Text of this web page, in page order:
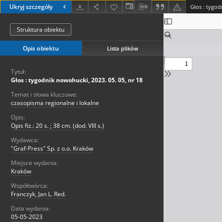
Ukryj szczegóły Głos :
Struktura obiektu
Opis obiektu Lista plików
Tytuł:
Głos : tygodnik nowohucki, 2023. 05. 05, nr 18
Temat i słowa kluczowe:
czasopisma regionalne i lokalne
Opis:
Opis fiz.: 20 s. ; 38 cm. (dod. VIII s.)
Wydawca:
"Graf-Press" Sp. z o.o. Kraków
Miejsce wydania:
Kraków
Współtwórca:
Franczyk, Jan L. Red.
Data wydania:
05-05-2023